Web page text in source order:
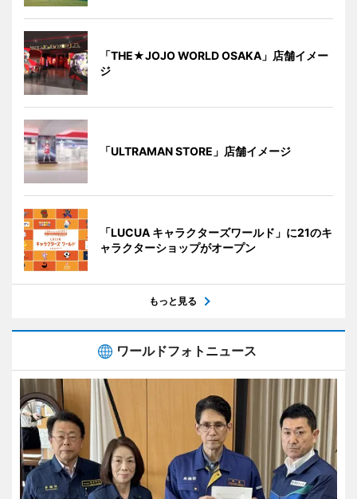
「THE★JOJO WORLD OSAKA」店舗イメー
ジ
「ULTRAMAN STORE」店舗イメージ
「LUCUA キャラクターズワールド」に21のキ
ャラクターショップがオープン
もっと見る
ワールドフォトニュース